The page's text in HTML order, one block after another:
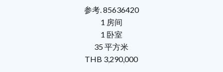
参考. 85636420
1 房间
1 卧室
35 平方米
THB 3,290,000